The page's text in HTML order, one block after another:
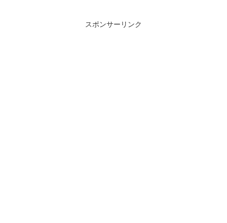
スポンサーリンク